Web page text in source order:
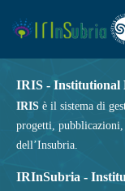
IRIS - Institutional
IRIS è il sistema di
progetti,
dell’Insubria.
IRInSubria -